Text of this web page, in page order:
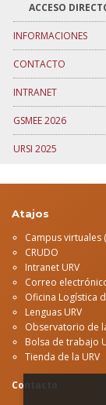
ACCESO
INFORMACIONES
CONTACTO
INTRANET
GSMEE 2026
URSI 2025
Atajos
Campus virtuales
CRUDO
Intranet URV
Correo
Oficina Logística
Lenguas URV
Observatorio de
Bolsa de trabajo
Tienda de la URV
Contacto